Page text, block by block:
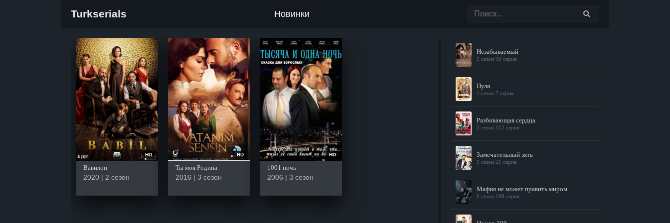
Turkserials Новинки
HD
Вавилон
2020 | 2 сезон
HD
Ты моя Родина
2016 | 3 сезон
HD
1001 ночь
2006 | 3 сезон
Незабываемый
1 сезон 90 серия
Пуля
1 сезон 7 серия
Разбивающая сердца
2 сезон 112 серия
Замечательный зять
1 сезон 21 серия
Мафия не может править миром
6 сезон 199 серия